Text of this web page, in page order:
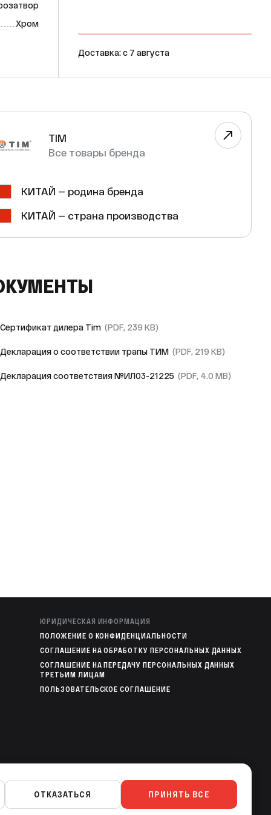
Хром
Доставка: c 7 августа
TIM
Все товары бренда
КИТАЙ — родина бренда
КИТАЙ — страна производства
Сертификат дилера Tim (PDF, 239 KB)
Декларация о соответствии трапы ТИМ (PDF, 219 KB)
Декларация соответствия №ИЛ03-21225 (PDF, 4.0 MB)
ЮРИДИЧЕСКАЯ ИНФОРМАЦИЯ
ПОЛОЖЕНИЕ О КОНФИДЕНЦИАЛЬНОСТИ
СОГЛАШЕНИЕ НА ОБРАБОТКУ ПЕРСОНАЛЬНЫХ ДАННЫХ
СОГЛАШЕНИЕ НА ПЕРЕДАЧУ ПЕРСОНАЛЬНЫХ ДАННЫХ
ТРЕТЬИМ ЛИЦАМ
ПОЛЬЗОВАТЕЛЬСКОЕ СОГЛАШЕНИЕ
МОБИЛЬНЫЕ ПРИЛОЖЕНИЯ
ОТКАЗАТЬСЯ ПРИНЯТЬ ВСЕ